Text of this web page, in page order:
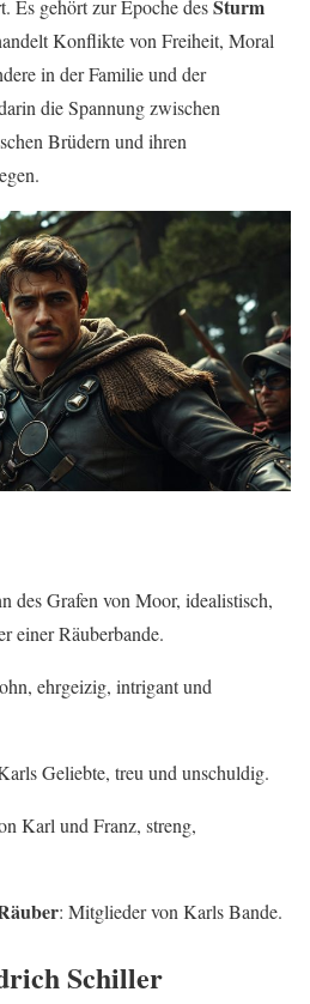
Es gehört zur Epoche desSturm
Konflikte von Freiheit, Moral
in der Familie und der
die Spannung zwischen
Brüdern und ihren
des Grafen von Moor, idealistisch,
einer Räuberbande.
ehrgeizig, intrigant und
Geliebte, treu und unschuldig.
Karl und Franz, streng,
: Mitglieder von Karls Bande.
Schiller